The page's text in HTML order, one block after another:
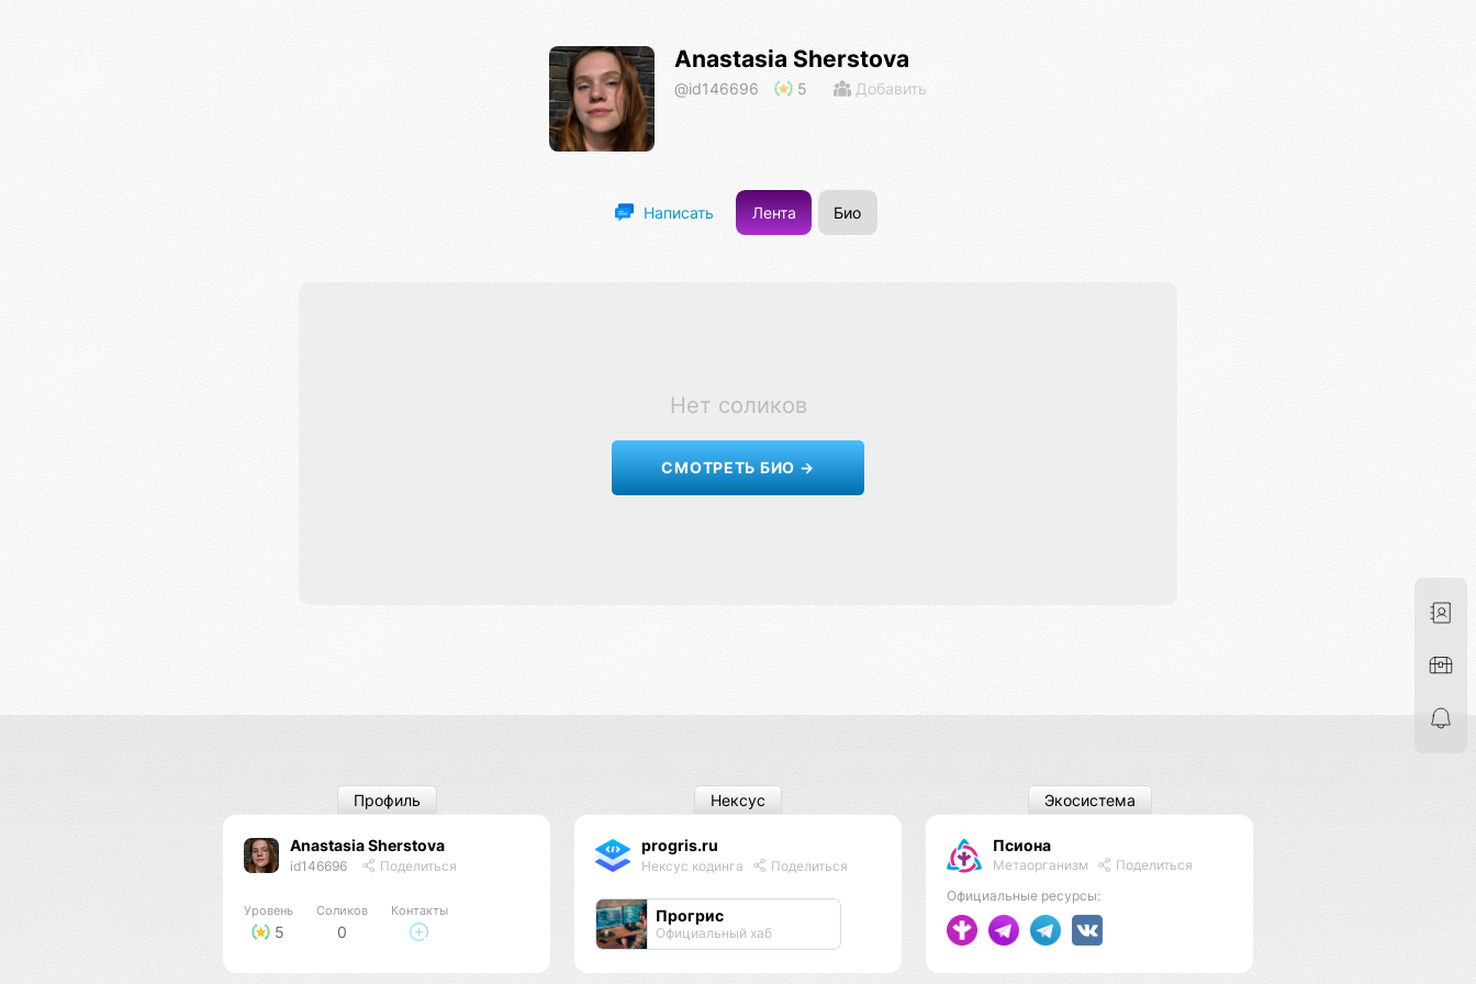
Anastasia Sherstova
@id146696 5 Добавить
Написать Лента Био
Нет соликов
СМОТРЕТЬ БИО →
Anastasia Sherstova
id146696 Поделиться
Уровень
5
Соликов
0
Контакты
Профиль
progris.ru
Нексус кодинга Поделиться
Прогрис
Официальный хаб
Нексус
Псиона
Метаорганизм
Поделиться
Официальные ресурсы:
Экосистема